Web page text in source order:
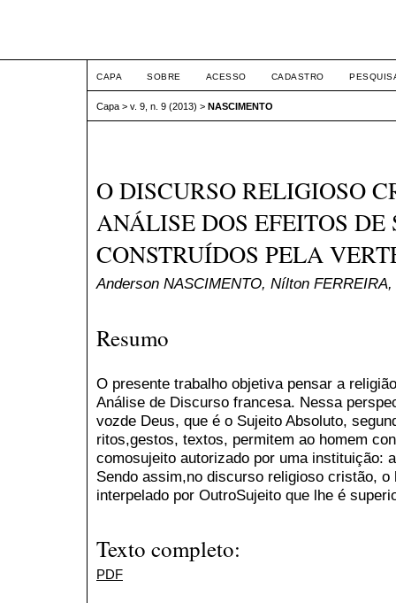
CAPA SOBRE ACESSO CADASTRO
Capa > v. 9, n. 9 (2013) > NASCIMENTO
O DISCURSO RELIGIOSO
ANÁLISE DOS EFEITOS DE
CONSTRUÍDOS PELA
Anderson NASCIMENTO, Nílton
Resumo
O presente trabalho objetiva pensar a
Análise de Discurso francesa. Nessa
vozde Deus, que é o Sujeito Absoluto,
ritos,gestos, textos, permitem ao homem
comosujeito autorizado por uma instituição:
Sendo assim,no discurso religioso cristão,
interpelado por OutroSujeito que lhe é
Texto completo:
PDF